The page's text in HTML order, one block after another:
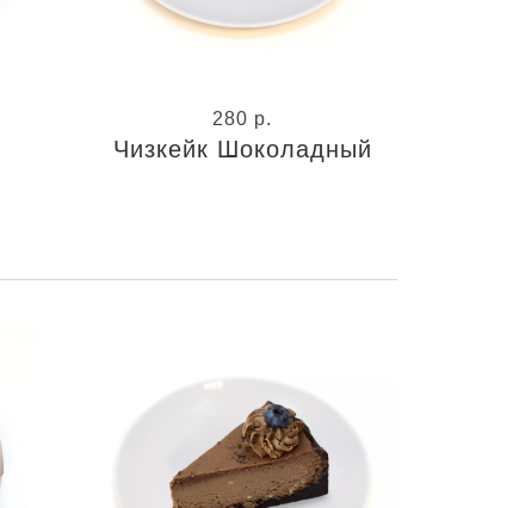
280 р.
Чизкейк Шоколадный